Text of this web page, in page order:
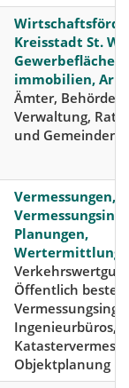
Kreisstadt St.
Gewerbeflächen
immobilien,
Ämter, Behörden,
Verwaltung,
und Gemeinden
Vermessungen,
Planungen,
Öffentlich
Ingenieurbüros,
Objektplanung